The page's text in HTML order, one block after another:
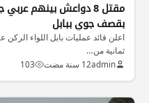
مقتل 8 دواعش بينهم
بقصف جوي ببابل
اعلن قائد عمليات بابل اللواء
ثمانية من…
admin12 سنة مضت 103